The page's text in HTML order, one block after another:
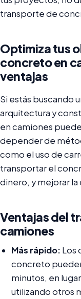
transporte de
Optimiza tus
concreto en
ventajas
Si estás buscando
arquitectura y
en camiones
depender de
como el uso de
transportar el
dinero, y mejorar
Ventajas del
camiones
Más rápido: Los
concreto
minutos, en
utilizando otros